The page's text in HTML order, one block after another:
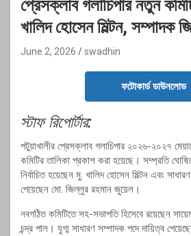
প্রেসক্লাব গলাচিপার নতুন
খালিদ হোসেন মিল্টন, সম্পাদক
June 2, 2026 swadhin
ফটোকার্ড ডাউনলোড
স্টাফ রিপোর্টার:
পটুয়াখালীর প্রেসক্লাব গলাচিপার ২০২৬-২০২৭
কমিটির তালিকা প্রকাশ করা হয়েছে। সম্প্রতি
নির্বাচিত হয়েছেন মু. খালিদ হোসেন মিল্টন এবং
পেয়েছেন মো. জিল্লুর রহমান জুয়েল।
নবগঠিত কমিটিতে সহ-সভাপতি হিসেবে রয়েছেন
চন্দ্র পাল। যুগ্ম সাধারণ সম্পাদক পদে দায়িত্ব